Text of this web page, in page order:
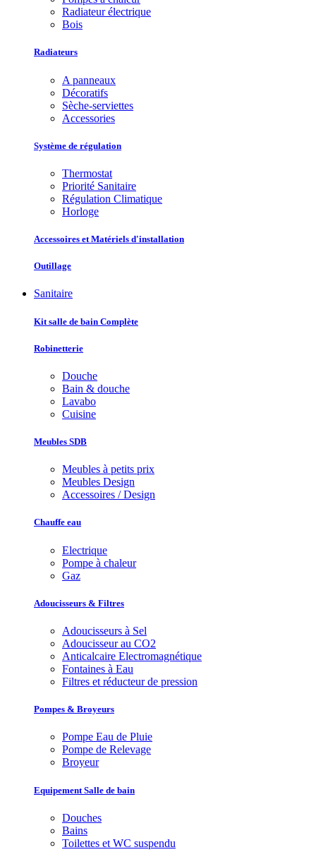
Radiateur électrique
Bois
Radiateurs
A panneaux
Décoratifs
Sèche-serviettes
Accessories
Système de régulation
Thermostat
Priorité Sanitaire
Régulation Climatique
Horloge
Accessoires et Matériels d'installation
Outillage
Sanitaire
Kit salle de bain Complète
Robinetterie
Douche
Bain & douche
Lavabo
Cuisine
Meubles SDB
Meubles à petits prix
Meubles Design
Accessoires / Design
Chauffe eau
Electrique
Pompe à chaleur
Gaz
Adoucisseurs & Filtres
Adoucisseurs à Sel
Adoucisseur au CO2
Anticalcaire Electromagnétique
Fontaines à Eau
Filtres et réducteur de pression
Pompes & Broyeurs
Pompe Eau de Pluie
Pompe de Relevage
Broyeur
Equipement Salle de bain
Douches
Bains
Toilettes et WC suspendu